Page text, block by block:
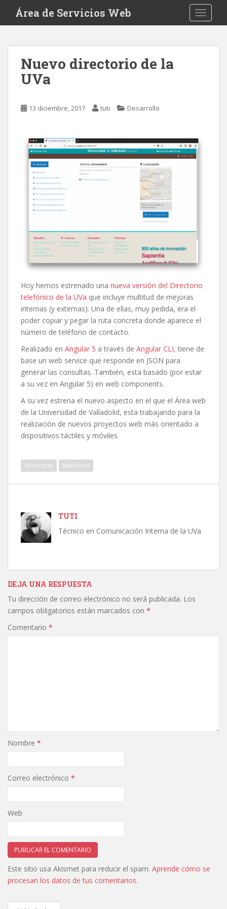
i
Área de Servicios Web
Nuevo directorio de la
UVa
13 diciembre, 2017 tuti Desarrollo
Hoy hemos estrenado una nueva versión del Directorio
telefónico de la UVa que incluye multitud de mejoras
internas (y externas). Una de ellas, muy pedida, era el
poder copiar y pegar la ruta concreta donde aparece el
número de teléfono de contacto.
Realizado en Angular 5 a través de Angular CLI, tiene de
base un web service que responde en JSON para
generar las consultas. También, esta basado (por estar
a su vez en Angular 5) en web components.
A su vez estrena el nuevo aspecto en el que el Área web
de la Universidad de Valladolid, esta trabajando para la
realización de nuevos proyectos web más orientado a
dispositivos táctiles y móviles.
directorio telefonos
TUTI
Técnico en Comunicación Interna de la UVa
DEJA UNA RESPUESTA
Tu dirección de correo electrónico no será publicada. Los
campos obligatorios están marcados con *
Comentario *
Nombre *
Correo electrónico *
Web
Este sitio usa Akismet para reducir el spam. Aprende cómo se
procesan los datos de tus comentarios.